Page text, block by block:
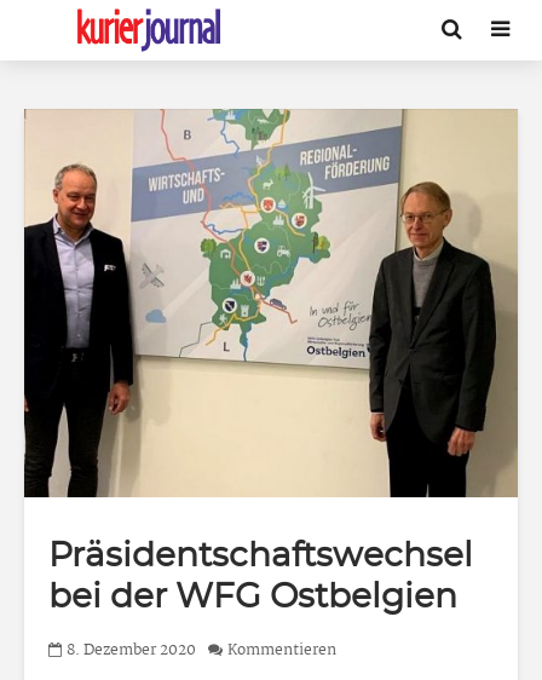
Präsidentschaftswechsel
bei der WFG Ostbelgien
8. Dezember 2020 Kommentieren